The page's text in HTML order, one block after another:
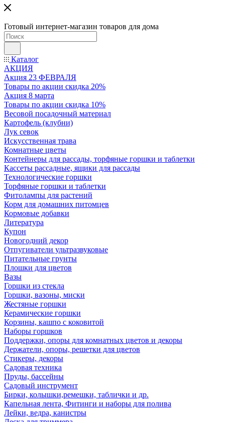
Готовый интернет-магазин товаров для дома
Каталог
АКЦИЯ
Акция 23 ФЕВРАЛЯ
Товары по акции скидка 20%
Акция 8 марта
Товары по акции скидка 10%
Весовой посадочный материал
Картофель (клубни)
Лук севок
Искусственная трава
Комнатные цветы
Контейнеры для рассады, торфяные горшки и таблетки
Кассеты рассадные, ящики для рассады
Технологические горшки
Торфяные горшки и таблетки
Фитолампы для растений
Корм для домашних питомцев
Кормовые добавки
Литература
Купон
Новогодний декор
Отпугиватели ультразвуковые
Питательные грунты
Плошки для цветов
Вазы
Горшки из стекла
Горшки, вазоны, миски
Жестяные горшки
Керамические горшки
Корзины, кашпо с коковитой
Наборы горшков
Поддержки, опоры для комнатных цветов и декоры
Держатели, опоры, решетки для цветов
Стикеры, декоры
Садовая техника
Пруды, бассейны
Садовый инструмент
Бирки, колышки,ремешки, таблички и др.
Капельная лента, Фитинги и наборы для полива
Лейки, ведра, канистры